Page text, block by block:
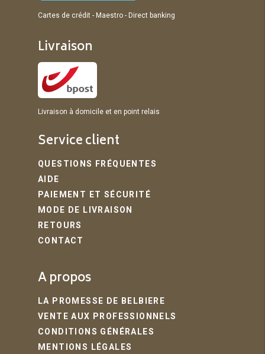
Cartes de crédit - Maestro - Direct banking
Livraison
Livraison à domicile et en point relais
Service client
QUESTIONS FRÉQUENTES
AIDE
PAIEMENT ET SÉCURITÉ
MODE DE LIVRAISON
RETOURS
CONTACT
A propos
LA PROMESSE DE BELBIERE
VENTE AUX PROFESSIONNELS
CONDITIONS GÉNÉRALES
MENTIONS LÉGALES